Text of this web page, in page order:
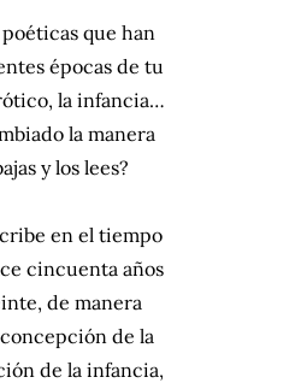
que han
épocas de tu
la infancia…
la manera
y los lees?
en el tiempo
cincuenta años
de manera
de la
de la infancia,